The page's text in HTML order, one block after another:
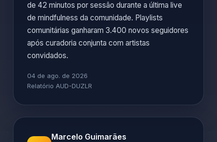
de 42 minutos por sessão durante a última live
de mindfulness da comunidade. Playlists
comunitárias ganharam 3.400 novos seguidores
após curadoria conjunta com artistas
convidados.
04 de ago. de 2026
Relatório AUD-DUZLR
Marcelo Guimarães